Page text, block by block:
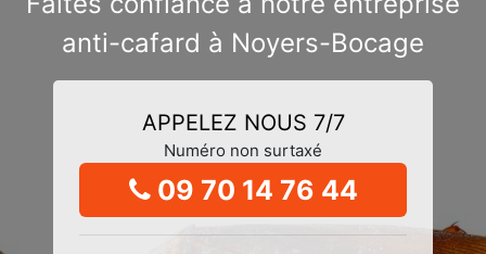
anti-cafard à Noyers-Bocage
APPELEZ NOUS 7/7
Numéro non surtaxé
09 70 14 76 44